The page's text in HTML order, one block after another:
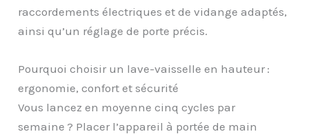
raccordements électriques et de vidange adaptés,
ainsi qu’un réglage de porte précis.
Pourquoi choisir un lave-vaisselle en hauteur :
ergonomie, confort et sécurité
Vous lancez en moyenne cinq cycles par
semaine ? Placer l’appareil à portée de main